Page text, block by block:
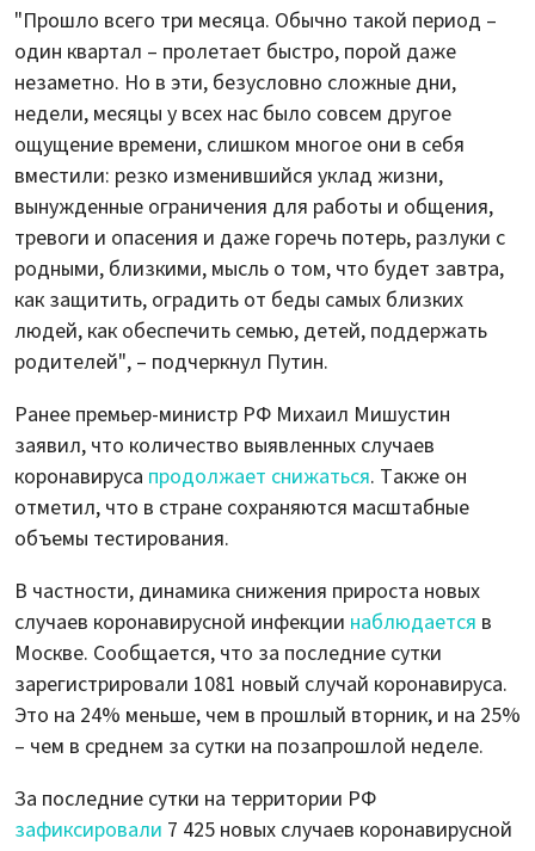
"Прошло всего три месяца. Обычно такой период –
один квартал – пролетает быстро, порой даже
незаметно. Но в эти, безусловно сложные дни,
недели, месяцы у всех нас было совсем другое
ощущение времени, слишком многое они в себя
вместили: резко изменившийся уклад жизни,
вынужденные ограничения для работы и общения,
тревоги и опасения и даже горечь потерь, разлуки с
родными, близкими, мысль о том, что будет завтра,
как защитить, оградить от беды самых близких
людей, как обеспечить семью, детей, поддержать
родителей", – подчеркнул Путин.
Ранее премьер-министр РФ Михаил Мишустин
заявил, что количество выявленных случаев
коронавируса продолжает снижаться. Также он
отметил, что в стране сохраняются масштабные
объемы тестирования.
В частности, динамика снижения прироста новых
случаев коронавирусной инфекции наблюдается в
Москве. Сообщается, что за последние сутки
зарегистрировали 1081 новый случай коронавируса.
Это на 24% меньше, чем в прошлый вторник, и на 25%
– чем в среднем за сутки на позапрошлой неделе.
За последние сутки на территории РФ
зафиксировали 7 425 новых случаев коронавирусной